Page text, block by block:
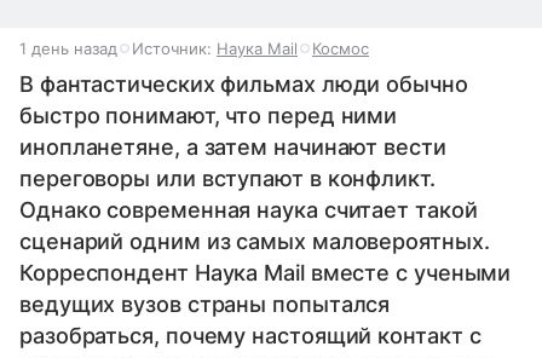
1 день назад Источник: Наука Mail Космос
В фантастических фильмах люди обычно
быстро понимают, что перед ними
инопланетяне, а затем начинают вести
переговоры или вступают в конфликт.
Однако современная наука считает такой
сценарий одним из самых маловероятных.
Корреспондент Наука Mail вместе с учеными
ведущих вузов страны попытался
разобраться, почему настоящий контакт с